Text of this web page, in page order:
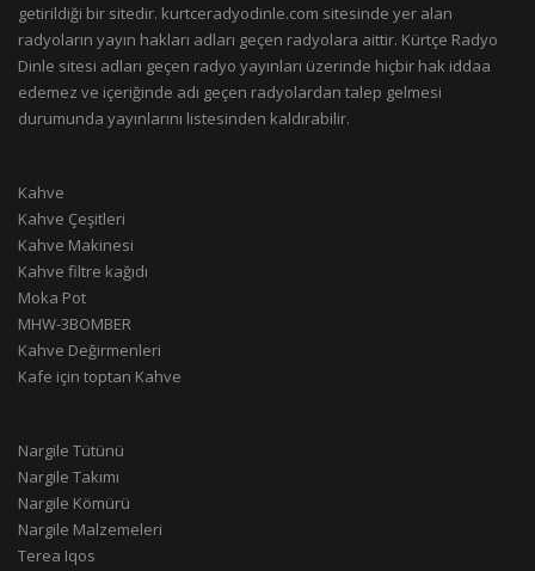
getirildiği bir sitedir. kurtceradyodinle.com sitesinde yer alan
radyoların yayın hakları adları geçen radyolara aittir. Kürtçe Radyo
Dinle sitesi adları geçen radyo yayınları üzerinde hiçbir hak iddaa
edemez ve içeriğinde adı geçen radyolardan talep gelmesi
durumunda yayınlarını listesinden kaldırabilir.
Kahve
Kahve Çeşitleri
Kahve Makinesi
Kahve filtre kağıdı
Moka Pot
MHW-3BOMBER
Kahve Değirmenleri
Kafe için toptan Kahve
Nargile Tütünü
Nargile Takımı
Nargile Kömürü
Nargile Malzemeleri
Terea Iqos